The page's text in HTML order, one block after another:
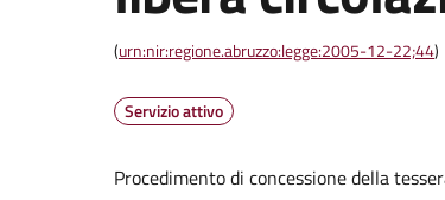
(urn:nir:regione.abruzzo:legge:2005-12-22;44)
Servizio attivo
Procedimento di concessione della